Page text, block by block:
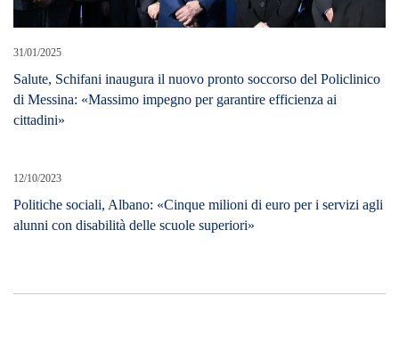
31/01/2025
Salute, Schifani inaugura il nuovo pronto soccorso del Policlinico
di Messina: «Massimo impegno per garantire efficienza ai
cittadini»
12/10/2023
Politiche sociali, Albano: «Cinque milioni di euro per i servizi agli
alunni con disabilità delle scuole superiori»